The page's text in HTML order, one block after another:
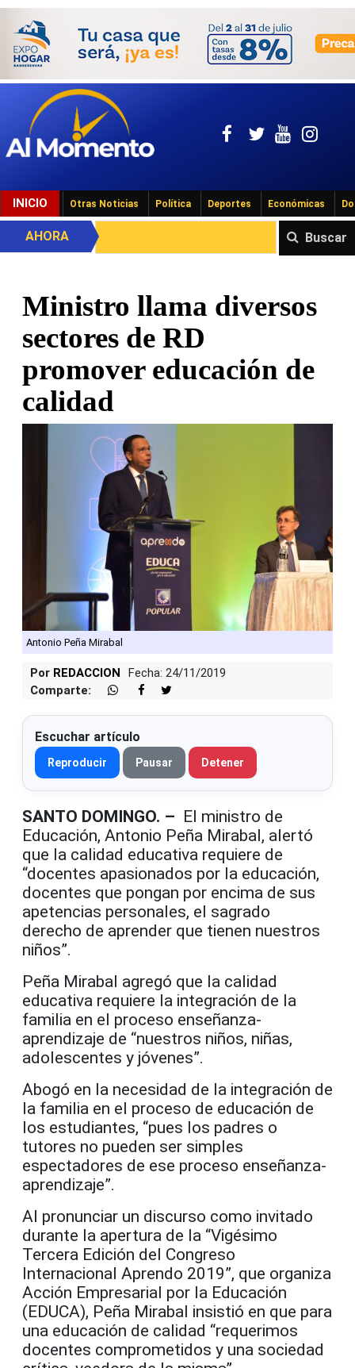
INICIO Otras Noticias Política Deportes Económicas
Buscar
AHORA
Ministro llama diversos
sectores de RD
promover educación de
calidad
Antonio Peña Mirabal
Por REDACCION
Fecha: 24/11/2019
Comparte:
Escuchar artículo
Reproducir Pausar Detener
SANTO DOMINGO. – El ministro de
Educación, Antonio Peña Mirabal, alertó
que la calidad educativa requiere de
“docentes apasionados por la educación,
docentes que pongan por encima de sus
apetencias personales, el sagrado
derecho de aprender que tienen nuestros
niños”.
Peña Mirabal agregó que la calidad
educativa requiere la integración de la
familia en el proceso enseñanza-
aprendizaje de “nuestros niños, niñas,
adolescentes y jóvenes”.
Abogó en la necesidad de la integración de
la familia en el proceso de educación de
los estudiantes, “pues los padres o
tutores no pueden ser simples
espectadores de ese proceso enseñanza-
aprendizaje”.
Al pronunciar un discurso como invitado
durante la apertura de la “Vigésimo
Tercera Edición del Congreso
Internacional Aprendo 2019”, que organiza
Acción Empresarial por la Educación
(EDUCA), Peña Mirabal insistió en que para
una educación de calidad “requerimos
docentes comprometidos y una sociedad